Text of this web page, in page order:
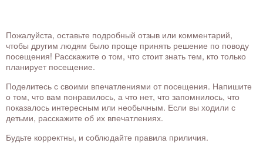
Пожалуйста, оставьте подробный отзыв или комментарий,
чтобы другим людям было проще принять решение по поводу
посещения! Расскажите о том, что стоит знать тем, кто только
планирует посещение.
Поделитесь с своими впечатлениями от посещения. Напишите
о том, что вам понравилось, а что нет, что запомнилось, что
показалось интересным или необычным. Если вы ходили с
детьми, расскажите об их впечатлениях.
Будьте корректны, и соблюдайте правила приличия.